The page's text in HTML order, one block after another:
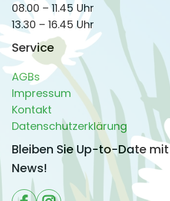
08.00 – 11.45 Uhr
13.30 – 16.45 Uhr
Service
AGBs
Impressum
Kontakt
Datenschutzerklärung
Bleiben Sie Up-to-Date
News!